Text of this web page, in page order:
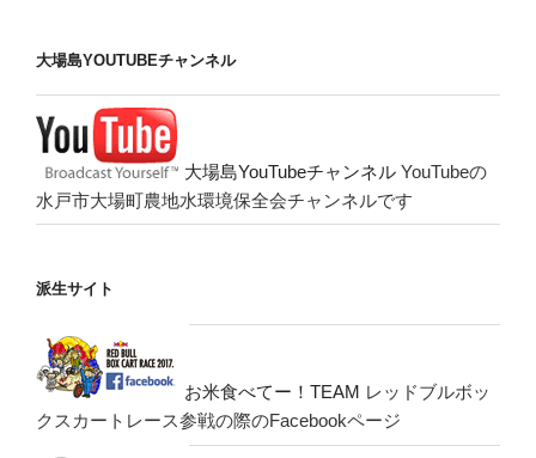
大場島YOUTUBEチャンネル
大場島YouTubeチャンネル YouTubeの
水戸市大場町農地水環境保全会チャンネルです
派生サイト
お米食べてー！TEAM レッドブルボッ
クスカートレース参戦の際のFacebookページ